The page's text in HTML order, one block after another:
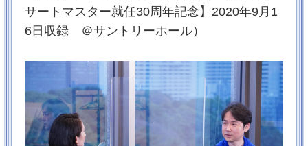
2025/09/27
★プレゼント企画★12月18日（木）コンサートを 5組
10名にプレゼント！
で、12月18日のコンサートチケットをプレゼント！
※今回より、プレゼント応募にはTOKYO MX IDの登録
が必要となります。詳しくはプレゼント応募ページへ
プレゼント応募フォームはこちら！（10月19日（日）
まで）
サートマスター就任30周年記念】2020年9月1
6日収録 ＠サントリーホール）